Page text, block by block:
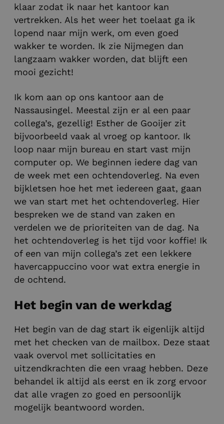
klaar zodat ik naar het kantoor kan
vertrekken. Als het weer het toelaat ga ik
lopend naar mijn werk, om even goed
wakker te worden. Ik zie Nijmegen dan
langzaam wakker worden, dat blijft een
mooi gezicht!
Ik kom aan op ons kantoor aan de
Nassausingel. Meestal zijn er al een paar
collega’s, gezellig! Esther de Gooijer zit
bijvoorbeeld vaak al vroeg op kantoor. Ik
loop naar mijn bureau en start vast mijn
computer op. We beginnen iedere dag van
de week met een ochtendoverleg. Na even
bijkletsen hoe het met iedereen gaat, gaan
we van start met het ochtendoverleg. Hier
bespreken we de stand van zaken en
verdelen we de prioriteiten van de dag. Na
het ochtendoverleg is het tijd voor koffie! Ik
of een van mijn collega’s zet een lekkere
havercappuccino voor wat extra energie in
de ochtend.
Het begin van de werkdag
Het begin van de dag start ik eigenlijk altijd
met het checken van de mailbox. Deze staat
vaak overvol met sollicitaties en
uitzendkrachten die een vraag hebben. Deze
behandel ik altijd als eerst en ik zorg ervoor
dat alle vragen zo goed en persoonlijk
mogelijk beantwoord worden.